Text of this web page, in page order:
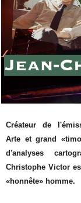
Créateur de
Arte et grand
d'analyses
Christophe Victor
«honnête» homme.